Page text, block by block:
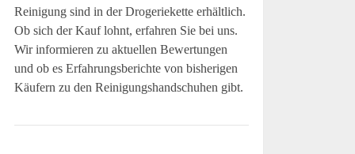
Reinigung sind in der Drogeriekette erhältlich.
Ob sich der Kauf lohnt, erfahren Sie bei uns.
Wir informieren zu aktuellen Bewertungen
und ob es Erfahrungsberichte von bisherigen
Käufern zu den Reinigungshandschuhen gibt.